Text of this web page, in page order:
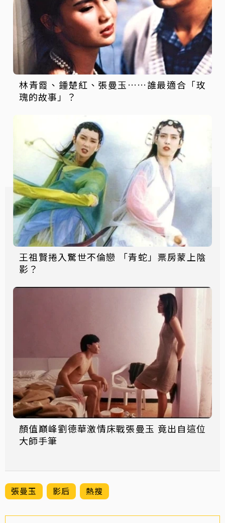
林青霞、鍾楚紅、張曼玉……誰最適合「玫
瑰的故事」？
王祖賢捲入驚世不倫戀 「青蛇」票房蒙上陰
影？
顏值巔峰劉德華激情床戰張曼玉 竟出自這位
大師手筆
張曼玉 影后 熱搜